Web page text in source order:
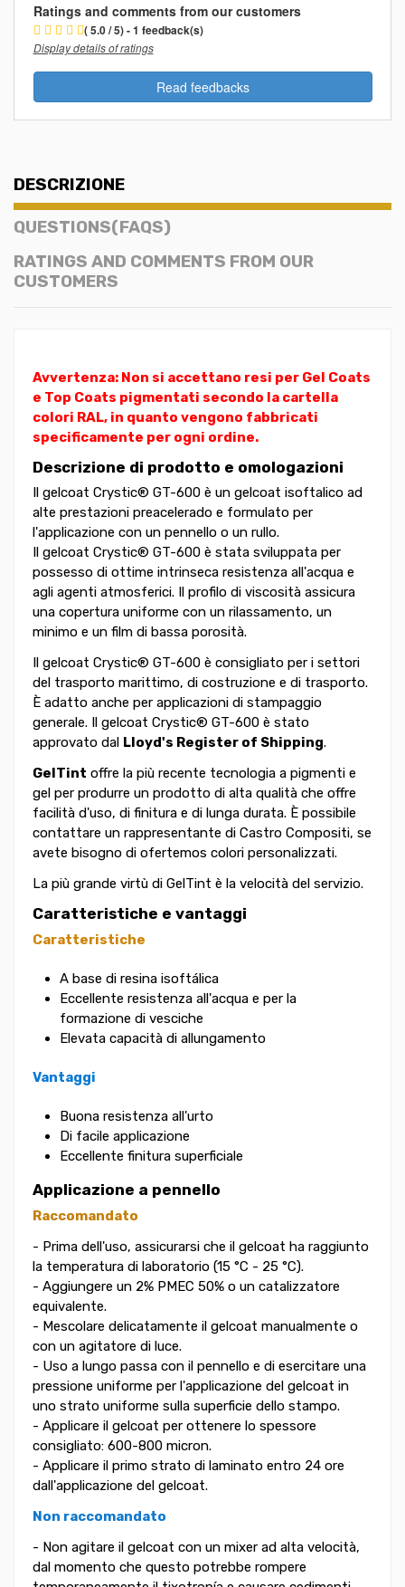
Ratings and comments from our customers
( 5.0 / 5) - 1 feedback(s)
Display details of ratings
Read feedbacks
DESCRIZIONE
QUESTIONS(FAQS)
RATINGS AND COMMENTS FROM OUR
CUSTOMERS
Avvertenza: Non si accettano resi per Gel Coats
e Top Coats pigmentati secondo la cartella
colori RAL, in quanto vengono fabbricati
specificamente per ogni ordine.
Descrizione di prodotto e omologazioni
Il gelcoat Crystic® GT-600 è un gelcoat isoftalico ad
alte prestazioni preacelerado e formulato per
l'applicazione con un pennello o un rullo.
Il gelcoat Crystic® GT-600 è stata sviluppata per
possesso di ottime intrinseca resistenza all'acqua e
agli agenti atmosferici. Il profilo di viscosità assicura
una copertura uniforme con un rilassamento, un
minimo e un film di bassa porosità.
Il gelcoat Crystic® GT-600 è consigliato per i settori
del trasporto marittimo, di costruzione e di trasporto.
È adatto anche per applicazioni di stampaggio
generale. Il gelcoat Crystic® GT-600 è stato
approvato dal Lloyd's Register of Shipping.
GelTint offre la più recente tecnologia a pigmenti e
gel per produrre un prodotto di alta qualità che offre
facilità d'uso, di finitura e di lunga durata. È possibile
contattare un rappresentante di Castro Compositi, se
avete bisogno di ofertemos colori personalizzati.
La più grande virtù di GelTint è la velocità del servizio.
Caratteristiche e vantaggi
Caratteristiche
A base di resina isoftálica
Eccellente resistenza all'acqua e per la
formazione di vesciche
Elevata capacità di allungamento
Vantaggi
Buona resistenza all'urto
Di facile applicazione
Eccellente finitura superficiale
Applicazione a pennello
Raccomandato
- Prima dell'uso, assicurarsi che il gelcoat ha raggiunto
la temperatura di laboratorio (15 °C - 25 °C).
- Aggiungere un 2% PMEC 50% o un catalizzatore
equivalente.
- Mescolare delicatamente il gelcoat manualmente o
con un agitatore di luce.
- Uso a lungo passa con il pennello e di esercitare una
pressione uniforme per l'applicazione del gelcoat in
uno strato uniforme sulla superficie dello stampo.
- Applicare il gelcoat per ottenere lo spessore
consigliato: 600-800 micron.
- Applicare il primo strato di laminato entro 24 ore
dall'applicazione del gelcoat.
Non raccomandato
- Non agitare il gelcoat con un mixer ad alta velocità,
dal momento che questo potrebbe rompere